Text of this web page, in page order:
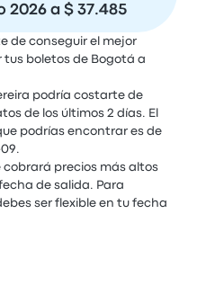
2026 a $ 37.485
de conseguir el mejor
boletos de Bogotá a
podría costarte de
de los últimos 2 días. El
podrías encontrar es de
cobrará precios más altos
de salida. Para
ser flexible en tu fecha